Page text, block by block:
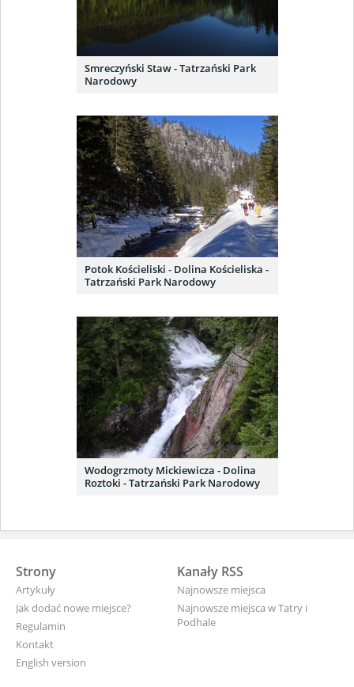
Smreczyński Staw - Tatrzański Park
Narodowy
Potok Kościeliski - Dolina Kościeliska -
Tatrzański Park Narodowy
Wodogrzmoty Mickiewicza - Dolina
Roztoki - Tatrzański Park Narodowy
Strony
Artykuły
Jak dodać nowe miejsce?
Regulamin
Kontakt
English version
Kanały RSS
Najnowsze miejsca
Najnowsze miejsca w Tatry i
Podhale